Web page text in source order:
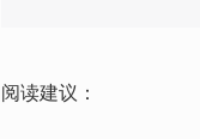
阅读建议：